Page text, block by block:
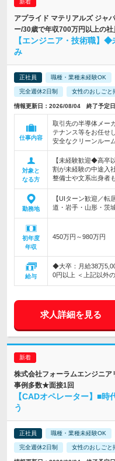
アプライド マテリアルズ ジャ
ー/30歳で年収700万円以上の社
【エンジニア・技術職】
み
正社員 職種・業種未経験OK
完全週休2日制 女性のおしごと
情報更新日：2026/08/04 終了予定
仕事内容
取引先の半導体メー
テナンス等をお任せ
安全なクリーンルー
対象と
なる方
【未経験歓迎◆高
割が未経験の中途入
整備士や文系出身者
勤務地
【UIターン歓迎／転
道・岩手・山形・茨
初年度
年収
450万円～980万円
給与
◆大卒：月給38万
0円以上 ＜上記以外
求人詳細を見る
株式会社フォーラムエンジニ
事例多数★面接1回
【CADオペレーター】■
う
正社員 職種・業種未経験OK
完全週休2日制 女性のおしごと